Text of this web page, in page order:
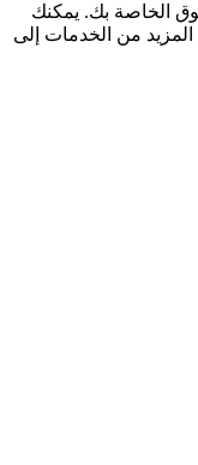
الخاصة بك. يمكنك
من الخدمات إلى